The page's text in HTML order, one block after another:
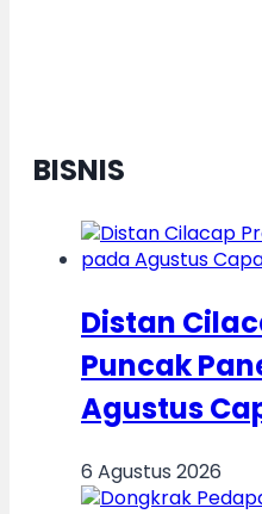
BISNIS
Distan
Puncak
Agustus
6 Agustus 2026